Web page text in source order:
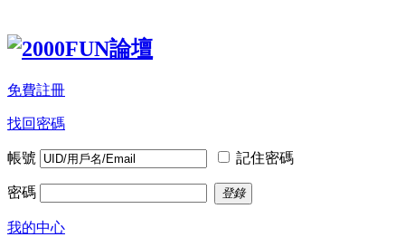
免費註冊
找回密碼
帳號 記住密碼
密碼 登錄
我的中心